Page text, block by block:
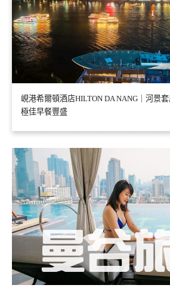
峴港希爾頓酒店HILTON DA NANG｜河景
極佳早餐豐盛